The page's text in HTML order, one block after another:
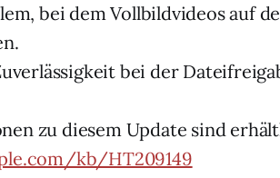
bei dem Vollbildvideos auf
bei der
zu diesem Update sind
kb/HT209149